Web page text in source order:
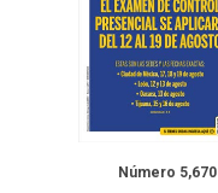
Número 5,670